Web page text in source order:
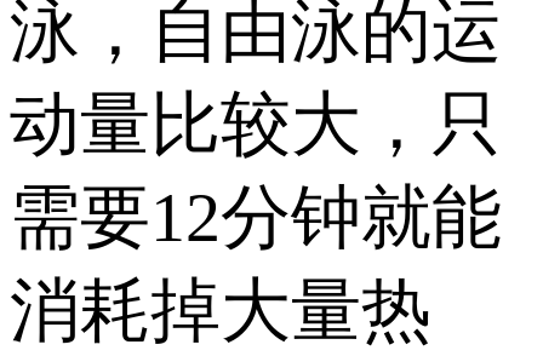
泳，自由泳的运
动量比较大，只
需要12分钟就能
消耗掉大量热